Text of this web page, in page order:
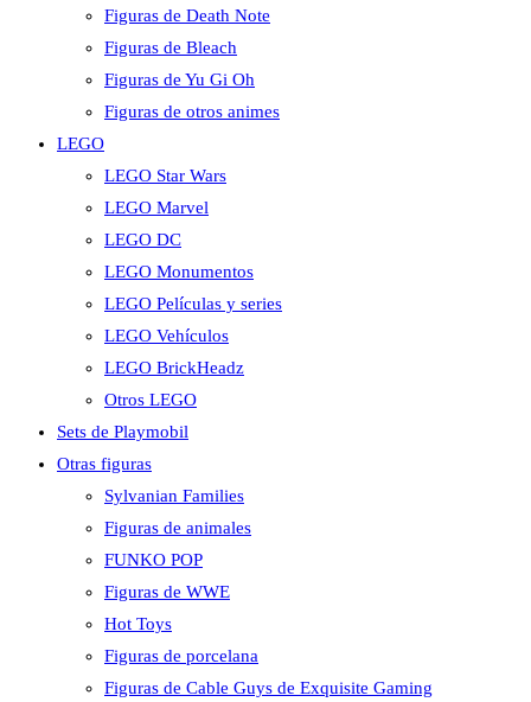
Figuras de Death Note
Figuras de Bleach
Figuras de Yu Gi Oh
Figuras de otros animes
LEGO
LEGO Star Wars
LEGO Marvel
LEGO DC
LEGO Monumentos
LEGO Películas y series
LEGO Vehículos
LEGO BrickHeadz
Otros LEGO
Sets de Playmobil
Otras figuras
Sylvanian Families
Figuras de animales
FUNKO POP
Figuras de WWE
Hot Toys
Figuras de porcelana
Figuras de Cable Guys de Exquisite Gaming